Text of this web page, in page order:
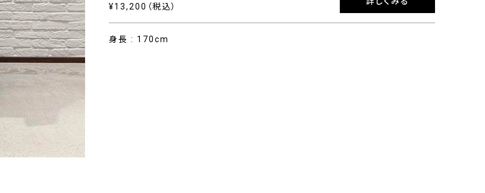
¥13,200（税込）
身長 : 170cm